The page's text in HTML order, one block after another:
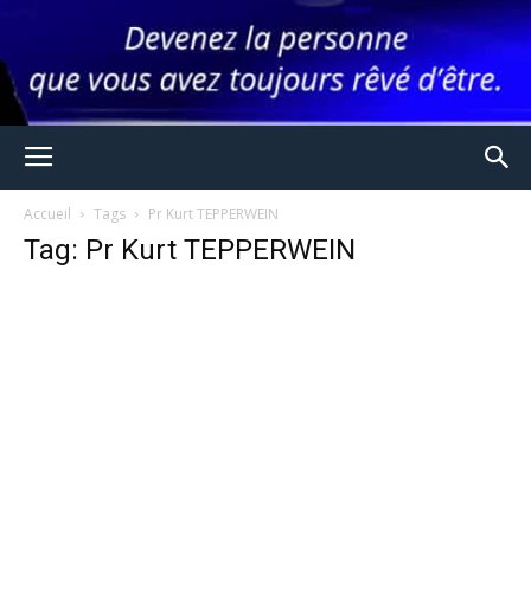
Accueil Tags Pr Kurt TEPPERWEIN
Tag: Pr Kurt TEPPERWEIN